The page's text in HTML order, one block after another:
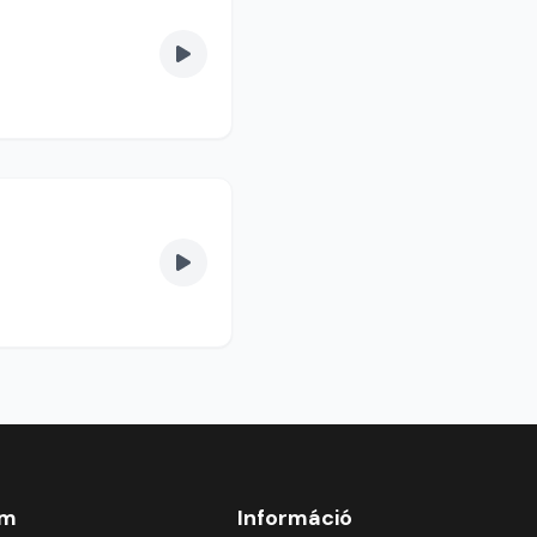
Információ